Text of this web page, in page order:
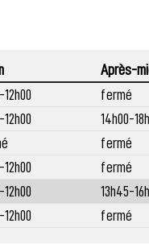
Après-
fermé
14h00-
fermé
fermé
13h45-
fermé